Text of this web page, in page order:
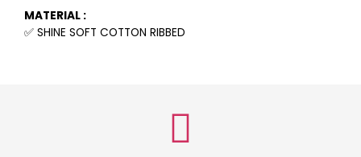
MATERIAL :
✅ SHINE SOFT COTTON RIBBED